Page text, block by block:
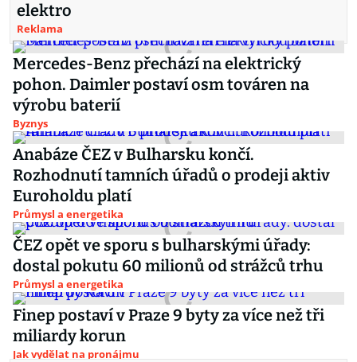
elektro
Reklama
Mercedes-Benz přechází na elektrický
pohon. Daimler postaví osm továren na
výrobu baterií
Byznys
Anabáze ČEZ v Bulharsku končí.
Rozhodnutí tamních úřadů o prodeji aktiv
Euroholdu platí
Průmysl a energetika
ČEZ opět ve sporu s bulharskými úřady:
dostal pokutu 60 milionů od strážců trhu
Průmysl a energetika
Finep postaví v Praze 9 byty za více než tři
miliardy korun
Jak vydělat na pronájmu